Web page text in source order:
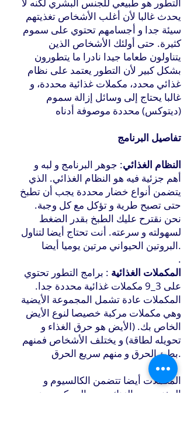
يحدث غالبا لأن أغلب الأشخاص تغذيتهم
سيئة جدا و أجسامهم تحتوي على سموم
كثيرة. حتى أولئك الأشخاص الذين
يتناولون طعاما جيدا نادرا ما يتطورون
بشكل كبير لأن التطور يعتمد على نظام
غذائي محدد، مكملات غذائية محددة، و
غالبا يحتاج إلى وسائل إزالة سموم
(ديتوكس) محددة موصوفة أدناه
تفاصيل البرنامج
النظام الغذائي: جوهر البرنامج و لبه و
أهم جزئية فيه هو النظام الغذائي. الذي
يتضمن أنواع خضار محددة يجب أن تطبخ
حتى تصبح طرية و تؤكل مع كل وجبة.
نحن نقترح عليك الطبخ بقدر الضغط
لسهولته و سرعته. أنت تحتاج أيضا لتناول
البروتين الحيواني مرتين يوميا أيضا.
.
المكملات الغذائية : برامج التطور تحتوي
على 3_9 مكملات غذائية محددة جدا.
المكملات عادة تشمل المجموعة الأيضية
وهي مكملات مركبة خصيصا لنوع الأيض
الخاص بك. (الأيض هو حرق الغذاء و
تحويله لطاقة) و يختلف الأشخاص فمنهم
بطئ الحرق و منهم سريع الحرق.
المكملات أيضا تتضمن الكالسيوم و
المغنيسيوم الزنك و من الممكن بعض